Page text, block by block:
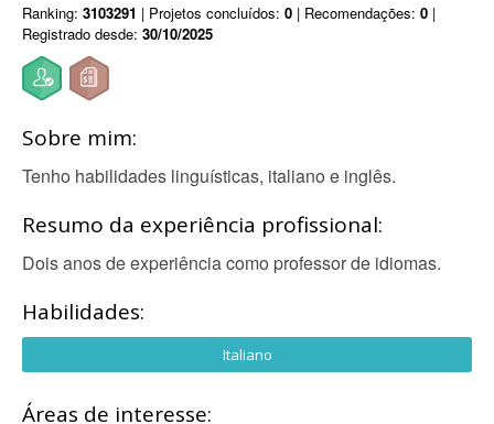
Ranking: 3103291 | Projetos concluídos: 0 | Recomendações: 0 |
Registrado desde: 30/10/2025
Sobre mim:
Tenho habilidades linguísticas, italiano e inglês.
Resumo da experiência profissional:
Dois anos de experiência como professor de idiomas.
Habilidades:
Italiano
Áreas de interesse: